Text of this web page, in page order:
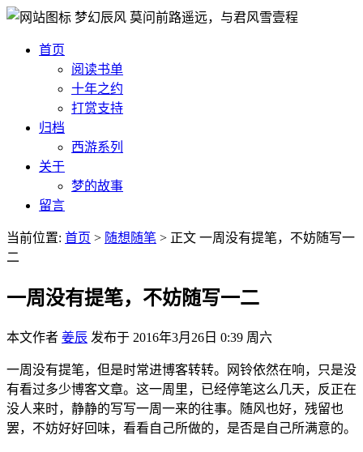
梦幻辰风 莫问前路遥远，与君风雪壹程
首页
阅读书单
十年之约
打赏支持
归档
西游系列
关于
梦的故事
留言
当前位置: 首页 > 随想随笔 > 正文 一周没有提笔，不妨随写一
二
一周没有提笔，不妨随写一二
本文作者 姜辰 发布于 2016年3月26日 0:39 周六
一周没有提笔，但是时常进博客转转。网铃依然在响，只是没
有看过多少博客文章。这一周里，已经停笔这么几天，反正在
没人来时，静静的写写一周一来的往事。随风也好，残留也
罢，不妨好好回味，看看自己所做的，是否是自己所满意的。